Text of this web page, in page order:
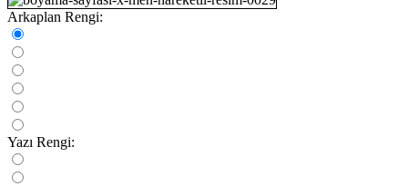
Arkaplan Rengi:
Yazı Rengi: